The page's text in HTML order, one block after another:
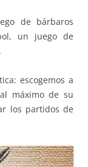
de bárbaros
un juego de
escogemos a
máximo de su
los partidos de